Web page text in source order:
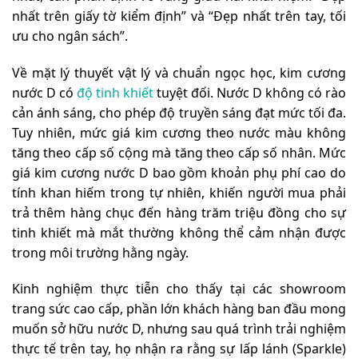
nhất trên giấy tờ kiểm định” và “Đẹp nhất trên tay, tối
ưu cho ngân sách”.
Về mặt lý thuyết vật lý và chuẩn ngọc học, kim cương
nước D có độ tinh khiếttuyệt đối. Nước D không có rào
cản ánh sáng, cho phép độ truyền sáng đạt mức tối đa.
Tuy nhiên, mức giá kim cương theo nước màu không
tăng theo cấp số cộng mà tăng theo cấp số nhân. Mức
giá kim cương nước D bao gồm khoản phụ phí cao do
tính khan hiếm trong tự nhiên, khiến người mua phải
trả thêm hàng chục đến hàng trăm triệu đồng cho sự
tinh khiết mà mắt thường không thể cảm nhận được
trong môi trường hằng ngày.
Kinh nghiệm thực tiễn cho thấy tại các showroom
trang sức cao cấp, phần lớn khách hàng ban đầu mong
muốn sở hữu nước D, nhưng sau quá trình trải nghiệm
thực tế trên tay, họ nhận ra rằng sự lấp lánh (Sparkle)